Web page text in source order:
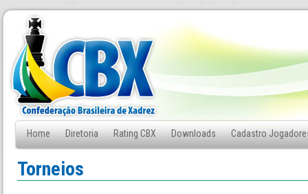
Home Diretoria Rating CBX Downloads Cadastro
Fale Conosco
Torneios